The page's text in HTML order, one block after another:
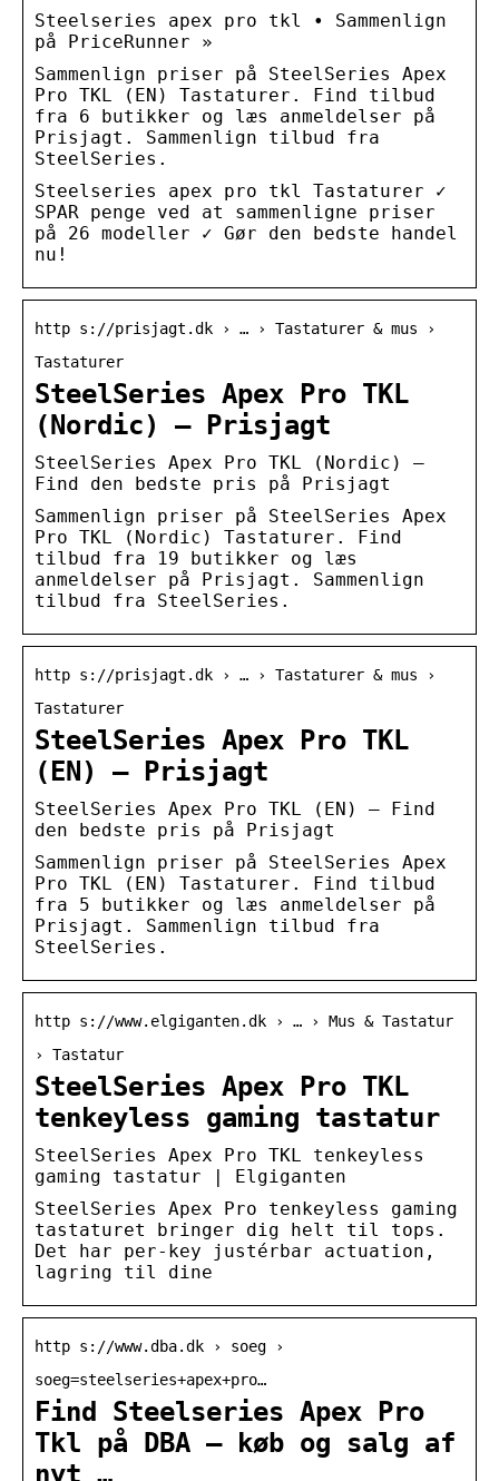
Steelseries apex pro tkl • Sammenlign
på PriceRunner »
Sammenlign priser på SteelSeries Apex
Pro TKL (EN) Tastaturer. Find tilbud
fra 6 butikker og læs anmeldelser på
Prisjagt. Sammenlign tilbud fra
SteelSeries.
Steelseries apex pro tkl Tastaturer ✓
SPAR penge ved at sammenligne priser
på 26 modeller ✓ Gør den bedste handel
nu!
http s://prisjagt.dk › … › Tastaturer & mus ›
Tastaturer
SteelSeries Apex Pro TKL
(Nordic) – Prisjagt
SteelSeries Apex Pro TKL (Nordic) –
Find den bedste pris på Prisjagt
Sammenlign priser på SteelSeries Apex
Pro TKL (Nordic) Tastaturer. Find
tilbud fra 19 butikker og læs
anmeldelser på Prisjagt. Sammenlign
tilbud fra SteelSeries.
http s://prisjagt.dk › … › Tastaturer & mus ›
Tastaturer
SteelSeries Apex Pro TKL
(EN) – Prisjagt
SteelSeries Apex Pro TKL (EN) – Find
den bedste pris på Prisjagt
Sammenlign priser på SteelSeries Apex
Pro TKL (EN) Tastaturer. Find tilbud
fra 5 butikker og læs anmeldelser på
Prisjagt. Sammenlign tilbud fra
SteelSeries.
http s://www.elgiganten.dk › … › Mus & Tastatur
› Tastatur
SteelSeries Apex Pro TKL
tenkeyless gaming tastatur
SteelSeries Apex Pro TKL tenkeyless
gaming tastatur | Elgiganten
SteelSeries Apex Pro tenkeyless gaming
tastaturet bringer dig helt til tops.
Det har per-key justérbar actuation,
lagring til dine
http s://www.dba.dk › soeg ›
soeg=steelseries+apex+pro…
Find Steelseries Apex Pro
Tkl på DBA – køb og salg af
nyt …